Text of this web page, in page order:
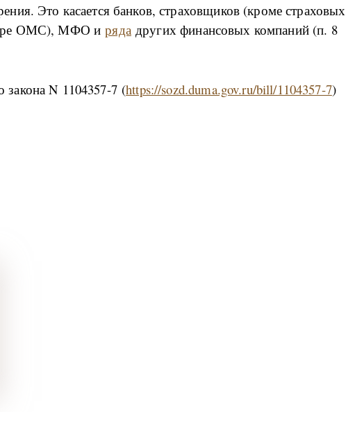
Это касается банков, страховщиков (кроме страховых
ОМС), МФО ирядадругих финансовых компаний (п. 8
N 1104357-7 (https://sozd.duma.gov.ru/bill/1104357-7)